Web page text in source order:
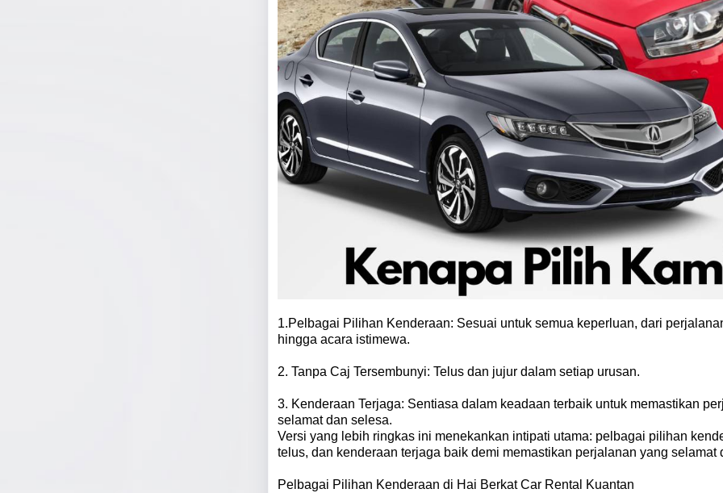
1.Pelbagai Pilihan Kenderaan: Sesuai untuk semua keperluan, dari
hingga acara istimewa.
2. Tanpa Caj Tersembunyi: Telus dan jujur dalam setiap urusan.
3. Kenderaan Terjaga: Sentiasa dalam keadaan terbaik untuk memastikan
selamat dan selesa.
Versi yang lebih ringkas ini menekankan intipati utama: pelbagai pilihan
telus, dan kenderaan terjaga baik demi memastikan perjalanan yang selamat
Pelbagai Pilihan Kenderaan di Hai Berkat Car Rental Kuantan